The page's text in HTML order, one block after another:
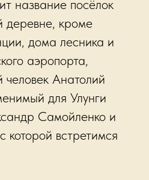
название посёлок
деревне, кроме
дома лесника и
аэропорта,
Анатолий
для Улунги
Самойленко и
которой встретимся